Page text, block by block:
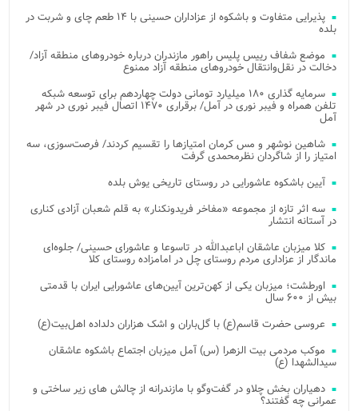
پذیرایی متفاوت و باشکوه از عزاداران حسینی با ۱۴ طعم چای و شربت در
بلده
موضع شفاف رییس پلیس راهور مازندران درباره خودروهای منطقه آزاد/
دخالت در نقل‌وانتقال خودروهای منطقه آزاد ممنوع
سرمایه گذاری ۱۸۰ میلیارد تومانی دولت چهاردهم برای توسعه شبکه
تلفن همراه و فیبر نوری در آمل/ برقراری ۱۴۷۰ اتصال فیبر نوری در شهر
آمل
شاهین نوشهر و مس کرمان امتیازها را تقسیم کردند/ فرصت‌سوزی، سه
امتیاز را از شاگردان نظرمحمدی گرفت
آیین باشکوه عاشورایی در روستای تاریخی یوش بلده
سه اثر تازه از مجموعه «مفاخر فریدونکنار» به قلم شعبان آزادی کناری
در آستانه انتشار
کلا میزبان عاشقان اباعبدالله در تاسوعا و عاشورای حسینی/ جلوه‌ای
ماندگار از عزاداری مردم روستای چل در امامزاده روستای کلا
اورطشت؛ میزبان یکی از کهن‌ترین آیین‌های عاشورایی ایران با قدمتی
بیش از ۶۰۰ سال
عروسی حضرت قاسم(ع) با گل‌باران و اشک هزاران دلداده اهل‌بیت(ع)
موکب مردمی بیت‌ الزهرا (س) آمل میزبان اجتماع باشکوه عاشقان
سیدالشهدا (ع)
دهیاران بخش چلاو در گفت‌وگو با مازندرانه از چالش های زیر ساختی و
عمرانی چه گفتند؟